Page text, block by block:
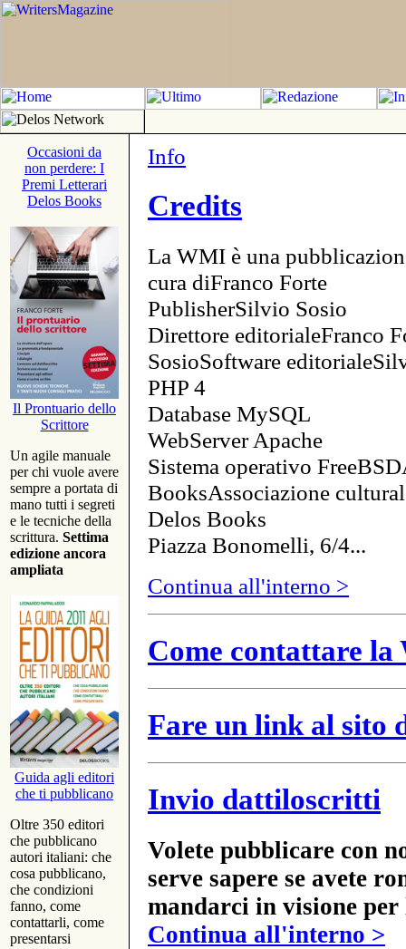
Occasioni da
non perdere: I
Premi Letterari
Delos Books
Il Prontuario dello
Scrittore
Un agile manuale
per chi vuole avere
sempre a portata di
mano tutti i segreti
e le tecniche della
scrittura. Settima
edizione ancora
ampliata
Guida agli editori
che ti pubblicano
Oltre 350 editori
che pubblicano
autori italiani: che
cosa pubblicano,
che condizioni
fanno, come
contattarli, come
presentarsi
Info
Credits
La WMI è una
cura diFranco Forte
PublisherSilvio Sosio
Direttore editorialeFranco
SosioSoftware
PHP 4
Database MySQL
WebServer Apache
Sistema operativo
BooksAssociazione
Delos Books
Piazza Bonomelli, 6/4...
Continua all'interno >
Come contattare
Fare un link al sito
Invio dattiloscritti
Volete pubblicare con
serve sapere se avete
mandarci in visione
Continua all'interno >